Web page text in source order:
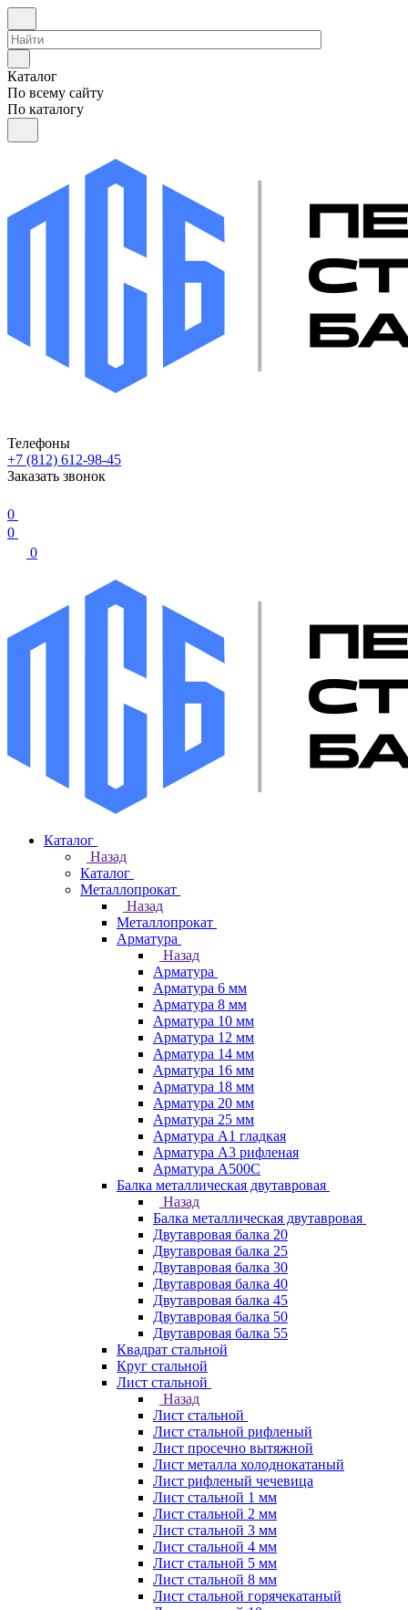
Каталог
По всему сайту
По каталогу
Телефоны
+7 (812) 612-98-45
Заказать звонок
0
0
0
Каталог
Назад
Каталог
Металлопрокат
Назад
Металлопрокат
Арматура
Назад
Арматура
Арматура 6 мм
Арматура 8 мм
Арматура 10 мм
Арматура 12 мм
Арматура 14 мм
Арматура 16 мм
Арматура 18 мм
Арматура 20 мм
Арматура 25 мм
Арматура А1 гладкая
Арматура А3 рифленая
Арматура А500С
Балка металлическая двутавровая
Назад
Балка металлическая двутавровая
Двутавровая балка 20
Двутавровая балка 25
Двутавровая балка 30
Двутавровая балка 40
Двутавровая балка 45
Двутавровая балка 50
Двутавровая балка 55
Квадрат стальной
Круг стальной
Лист стальной
Назад
Лист стальной
Лист стальной рифленый
Лист просечно вытяжной
Лист металла холоднокатаный
Лист рифленый чечевица
Лист стальной 1 мм
Лист стальной 2 мм
Лист стальной 3 мм
Лист стальной 4 мм
Лист стальной 5 мм
Лист стальной 8 мм
Лист стальной горячекатаный